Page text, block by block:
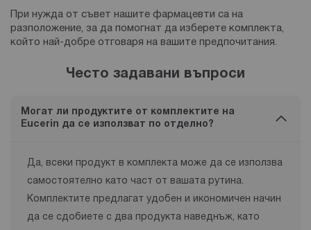
При нужда от съвет нашите фармацевти са на
разположение, за да помогнат да изберете комплекта,
който най-добре отговаря на вашите предпочитания.
Често задавани въпроси
Могат ли продуктите от комплектите на
Eucerin да се използват по отделно?
Да, всеки продукт в комплекта може да се използва
самостоятелно като част от вашата рутина.
Комплектите предлагат удобен и икономичен начин
да се сдобиете с два продукта наведнъж, като